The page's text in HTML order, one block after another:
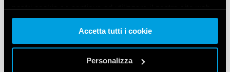
Vai alla Cookie Policy complet a
Accetta tutti i cookie
Personalizza